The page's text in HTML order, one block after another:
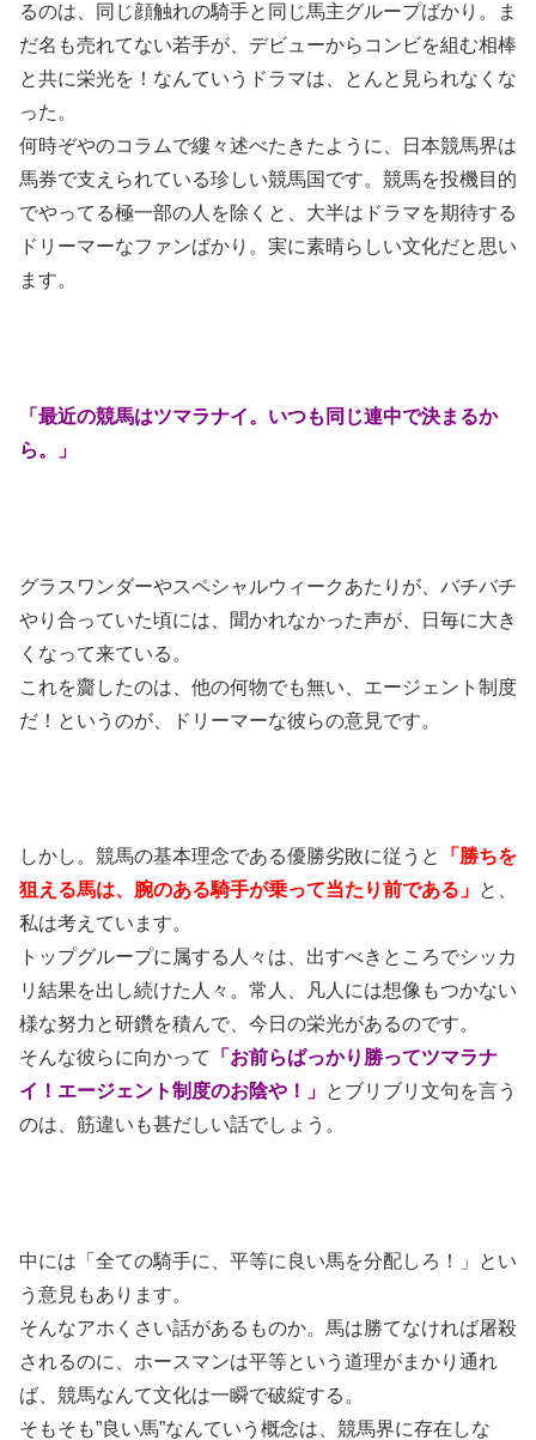
るのは、同じ顔触れの騎手と同じ馬主グループばかり。ま
だ名も売れてない若手が、デビューからコンビを組む相棒
と共に栄光を！なんていうドラマは、とんと見られなくな
った。
何時ぞやのコラムで縷々述べたきたように、日本競馬界は
馬券で支えられている珍しい競馬国です。競馬を投機目的
でやってる極一部の人を除くと、大半はドラマを期待する
ドリーマーなファンばかり。実に素晴らしい文化だと思い
ます。
「最近の競馬はツマラナイ。いつも同じ連中で決まるか
ら。」
グラスワンダーやスペシャルウィークあたりが、バチバチ
やり合っていた頃には、聞かれなかった声が、日毎に大き
くなって来ている。
これを齎したのは、他の何物でも無い、エージェント制度
だ！というのが、ドリーマーな彼らの意見です。
しかし。競馬の基本理念である優勝劣敗に従うと
「勝ちを
狙える馬は、腕のある騎手が乗って当たり前である」 と、
私は考えています。
トップグループに属する人々は、出すべきところでシッカ
リ結果を出し続けた人々。常人、凡人には想像もつかない
様な努力と研鑽を積んで、今日の栄光があるのです。
そんな彼らに向かって
「お前らばっかり勝ってツマラナ
イ！エージェント制度のお陰や！」 とブリブリ文句を言う
のは、筋違いも甚だしい話でしょう。
中には「全ての騎手に、平等に良い馬を分配しろ！」とい
う意見もあります。
そんなアホくさい話があるものか。馬は勝てなければ屠殺
されるのに、ホースマンは平等という道理がまかり通れ
ば、競馬なんて文化は一瞬で破綻する。
そもそも”良い馬”なんていう概念は、競馬界に存在しな